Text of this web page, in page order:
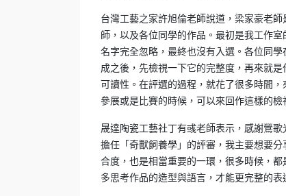
台灣工藝之家許旭倫老師說道，梁家豪老
師，以及各位同學的作品。最初是我工作
名字完全忽略，最終也沒有入選。各位同
成之後，先檢視一下它的完整度，再來就
可讀性。在評選的過程，就花了很多時間
參展或是比賽的時候，可以來回作這樣的檢
晟達陶瓷工藝社丁有彧老師表示，感謝鶯
擔任「奇獸飼養學」的評審，我主要想要
合度，也是相當重要的一環，很多時候，
多思考作品的造型與語言，才能更完整的表